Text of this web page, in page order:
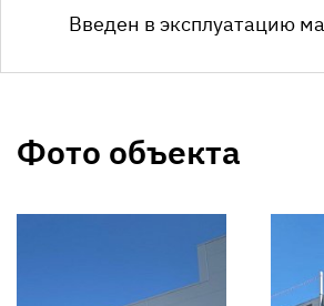
Введен в эксплуатацию
Фото объекта